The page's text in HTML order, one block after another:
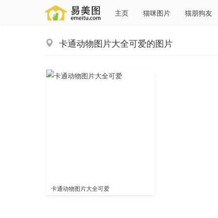
主页 猫咪图片 猫朋狗友
卡通动物图片大全可爱的图片
卡通动物图片大全可爱